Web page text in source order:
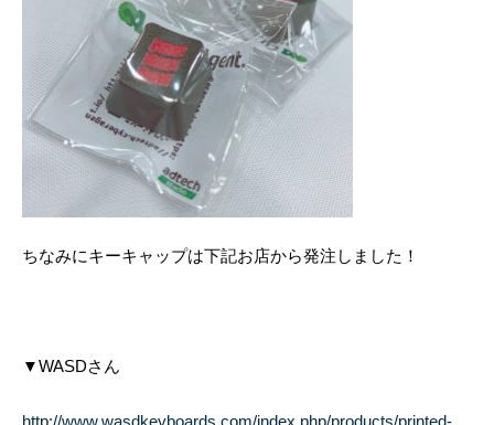
ちなみにキーキャップは下記お店から発注しました！
▼WASDさん
http://www.wasdkeyboards.com/index.php/products/printed-